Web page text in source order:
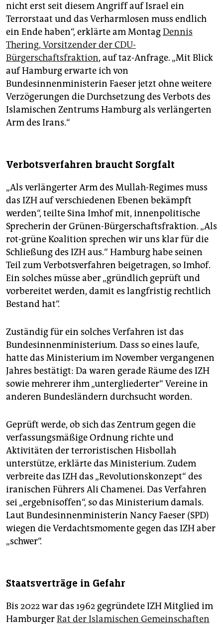
nicht erst seit diesem Angriff auf Israel ein
Terrorstaat und das Verharmlosen muss endlich
ein Ende haben“, erklärte am MontagDennis
Thering, Vorsitzender der CDU-
Bürgerschaftsfraktion, auf taz-Anfrage. „Mit Blick
auf Hamburg erwarte ich von
Bundesinnenministerin Faeser jetzt ohne weitere
Verzögerungen die Durchsetzung des Verbots des
Islamischen Zentrums Hamburg als verlängerten
Arm des Irans.“
Verbotsverfahren braucht Sorgfalt
„Als verlängerter Arm des Mullah-Regimes muss
das IZH auf verschiedenen Ebenen bekämpft
werden“, teilte Sina Imhof mit, innenpolitische
Sprecherin der Grünen-Bürgerschaftsfraktion. „Als
rot-grüne Koalition sprechen wir uns klar für die
Schließung des IZH aus.“ Hamburg habe seinen
Teil zum Verbotsverfahren beigetragen, so Imhof.
Ein solches müsse aber „gründlich geprüft und
vorbereitet werden, damit es langfristig rechtlich
Bestand hat“.
Zuständig für ein solches Verfahren ist das
Bundesinnenministerium. Dass so eines laufe,
hatte das Ministerium im November vergangenen
Jahres bestätigt: Da waren gerade Räume des IZH
sowie mehrerer ihm „untergliederter“ Vereine in
anderen Bundesländern durchsucht worden.
Geprüft werde, ob sich das Zentrum gegen die
verfassungsmäßige Ordnung richte und
Aktivitäten der terroristischen Hisbollah
unterstütze, erklärte das Ministerium. Zudem
verbreite das IZH das „Revolutionskonzept“ des
iranischen Führers Ali Chamenei. Das Verfahren
sei „ergebnisoffen“, so das Ministerium damals.
Laut Bundesinnenministerin Nancy Faeser (SPD)
wiegen die Verdachtsmomente gegen das IZH aber
„schwer“.
Staatsverträge in Gefahr
Bis 2022 war das 1962 gegründete IZH Mitglied im
HamburgerRat der Islamischen Gemeinschaften